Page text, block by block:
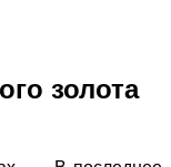
золота